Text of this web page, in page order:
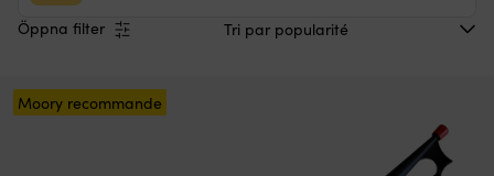
Öppna filter
Moory recommande